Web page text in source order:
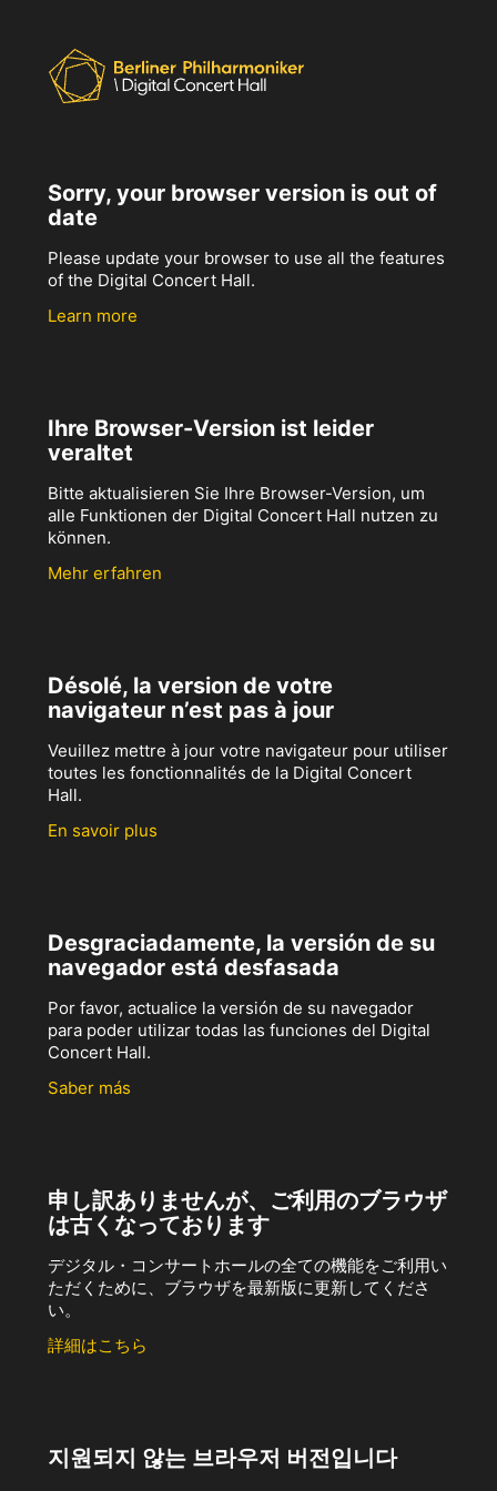
Sorry, your browser version is out of
date
Please update your browser to use all the features
of the Digital Concert Hall.
Learn more
Ihre Browser-Version ist leider
veraltet
Bitte aktualisieren Sie Ihre Browser-Version, um
alle Funktionen der Digital Concert Hall nutzen zu
können.
Mehr erfahren
Désolé, la version de votre
navigateur n’est pas à jour
Veuillez mettre à jour votre navigateur pour utiliser
toutes les fonctionnalités de la Digital Concert
Hall.
En savoir plus
Desgraciadamente, la versión de su
navegador está desfasada
Por favor, actualice la versión de su navegador
para poder utilizar todas las funciones del Digital
Concert Hall.
Saber más
申し訳ありませんが、ご利用のブラウザ
は古くなっております
デジタル・コンサートホールの全ての機能をご利用い
ただくために、ブラウザを最新版に更新してくださ
い。
詳細はこちら
지원되지 않는 브라우저 버전입니다